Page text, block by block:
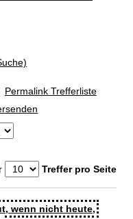
Permalink Trefferliste
Treffer pro Seite
wenn nicht heute,